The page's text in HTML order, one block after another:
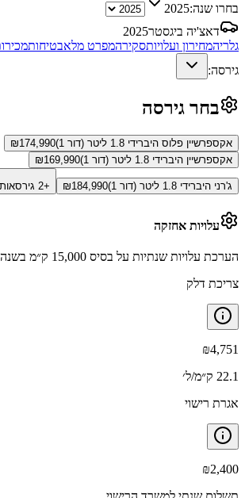
בחרו שנה:2025
דאצ'יה ביגסטר2025
גלריהמחירון ועלויותסקירהמפרט מלאבטיחות
גירסה:
בחר גירסה
אקספרשיין פלוס היברידי 1.8 ליטר (דור 1) ₪174,990
אקספרשיין היברידי 1.8 ליטר (דור 1)
₪169,990
ג'רני היברידי 1.8 ליטר (דור 1) ₪184,990 +2 גירסאות
עלויות אחזקה
הערכת עלויות שנתיות על בסיס 15,000 ק״מ בשנה
צריכת דלק
₪4,751
22.1 ק״מ/ל׳
אגרת רישוי
₪2,400